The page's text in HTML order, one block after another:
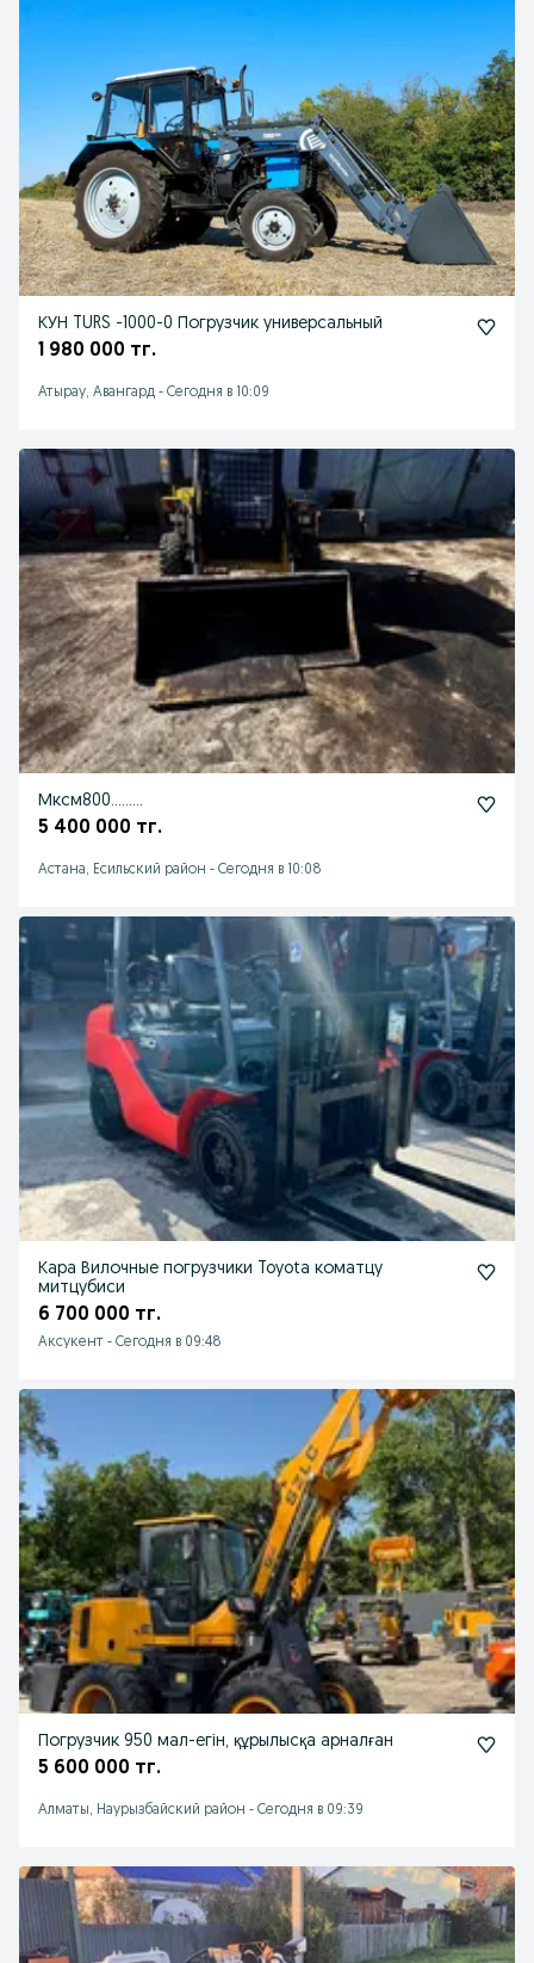
КУН TURS -1000-0 Погрузчик универсальный
1 980 000 тг.
Атырау, Авангард - Сегодня в 10:09
Мксм800………
5 400 000 тг.
Астана, Есильский район - Сегодня в 10:08
Кара Вилочные погрузчики Toyota коматцу
митцубиси
6 700 000 тг.
Аксукент - Сегодня в 09:48
Погрузчик 950 мал-егін, құрылысқа арналған
5 600 000 тг.
Алматы, Наурызбайский район - Сегодня в 09:39